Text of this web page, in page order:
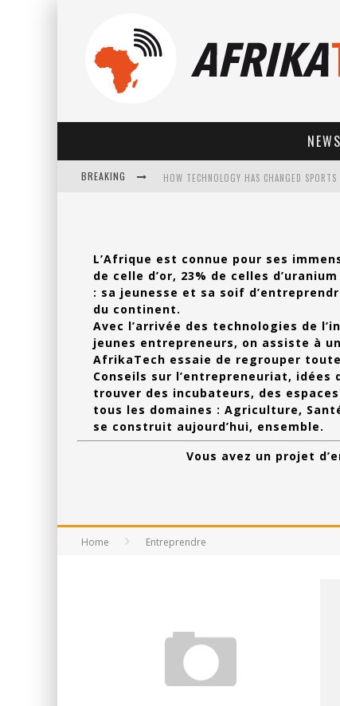
NEWS
BREAKING HOW TECHNOLOGY HAS CHANGED SPORTS
L’Afrique est connue pour ses
de celle d’or, 23% de celles
: sa jeunesse et sa soif
du continent.
Avec l’arrivée des technologies de
jeunes entrepreneurs, on assiste à
AfrikaTech essaie de regrouper
Conseils sur l’entrepreneuriat,
trouver des incubateurs, des
tous les domaines : Agriculture,
se construit aujourd’hui, ensemble.
Vous avez un projet
Home Entreprendre